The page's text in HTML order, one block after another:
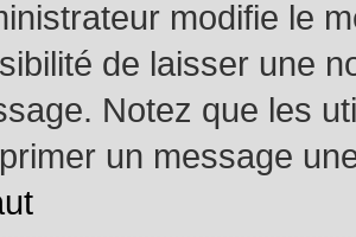
modifie le
de laisser une
Notez que les
un message